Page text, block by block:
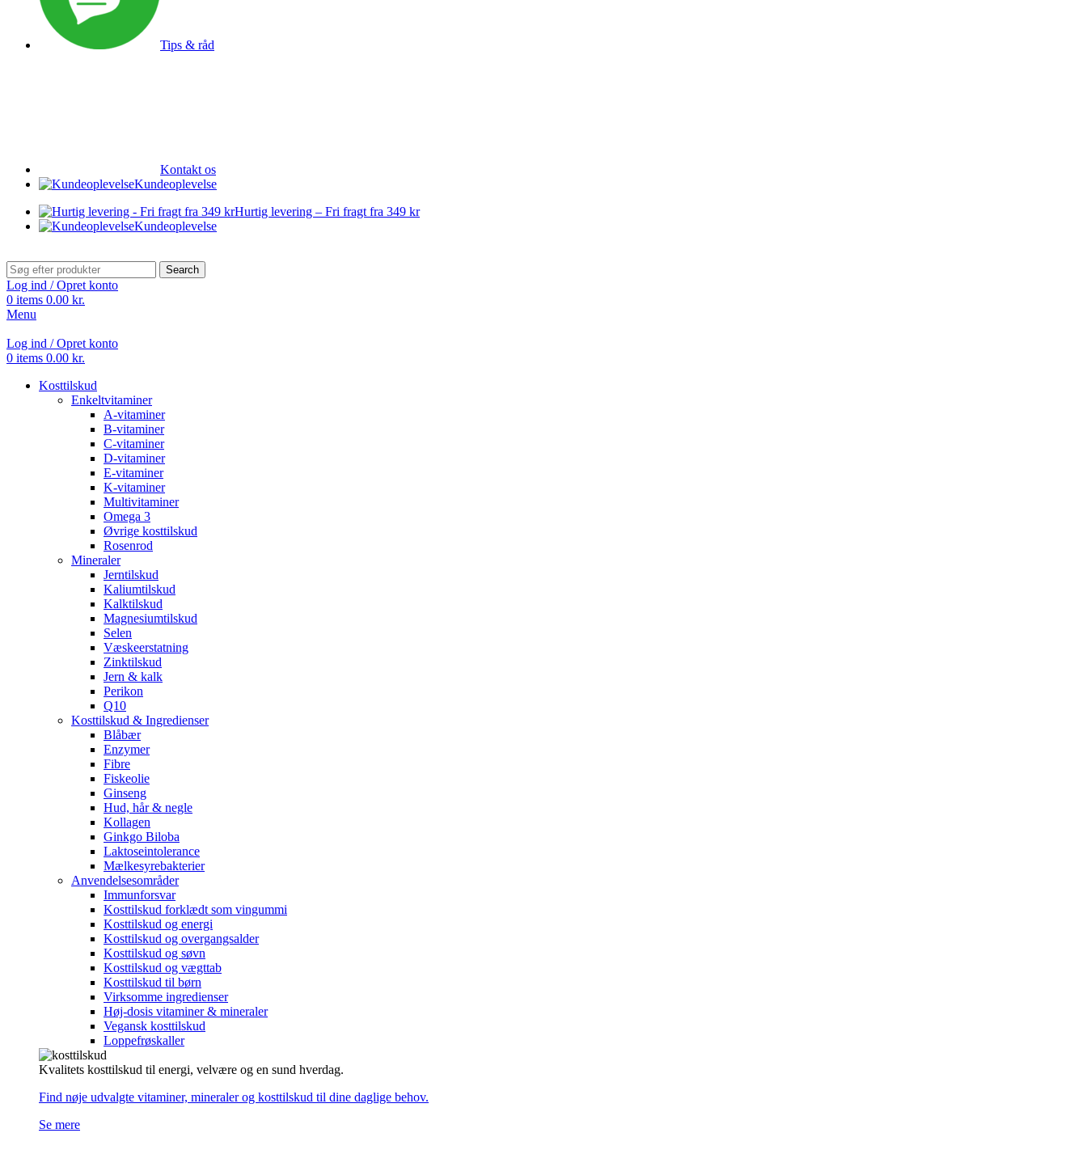
Tips & råd
Kontakt os
Kundeoplevelse
Hurtig levering – Fri fragt fra 349 kr
Kundeoplevelse
Search
Log ind / Opret konto
0 items 0.00 kr.
Menu
Log ind / Opret konto
0 items 0.00 kr.
Kosttilskud
Enkeltvitaminer
A-vitaminer
B-vitaminer
C-vitaminer
D-vitaminer
E-vitaminer
K-vitaminer
Multivitaminer
Omega 3
Øvrige kosttilskud
Rosenrod
Mineraler
Jerntilskud
Kaliumtilskud
Kalktilskud
Magnesiumtilskud
Selen
Væskeerstatning
Zinktilskud
Jern & kalk
Perikon
Q10
Kosttilskud & Ingredienser
Blåbær
Enzymer
Fibre
Fiskeolie
Ginseng
Hud, hår & negle
Kollagen
Ginkgo Biloba
Laktoseintolerance
Mælkesyrebakterier
Anvendelsesområder
Immunforsvar
Kosttilskud forklædt som vingummi
Kosttilskud og energi
Kosttilskud og overgangsalder
Kosttilskud og søvn
Kosttilskud og vægttab
Kosttilskud til børn
Virksomme ingredienser
Høj-dosis vitaminer & mineraler
Vegansk kosttilskud
Loppefrøskaller
Kvalitets kosttilskud til energi, velvære og en sund hverdag.
Find nøje udvalgte vitaminer, mineraler og kosttilskud til dine daglige behov.
Se mere